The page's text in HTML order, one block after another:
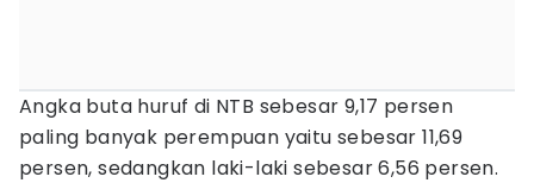
Angka buta huruf di NTB sebesar 9,17 persen
paling banyak perempuan yaitu sebesar 11,69
persen, sedangkan laki-laki sebesar 6,56 persen.